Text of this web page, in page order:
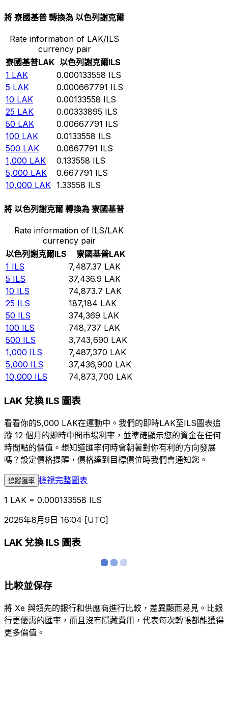
將 寮國基普 轉換為 以色列謝克爾
Rate information of LAK/ILS
currency pair
寮國基普LAK 以色列謝克爾ILS
1 LAK 0.000133558 ILS
5 LAK 0.000667791 ILS
10 LAK 0.00133558 ILS
25 LAK 0.00333895 ILS
50 LAK 0.00667791 ILS
100 LAK 0.0133558 ILS
500 LAK 0.0667791 ILS
1,000 LAK 0.133558 ILS
5,000 LAK 0.667791 ILS
10,000 LAK 1.33558 ILS
將 以色列謝克爾 轉換為 寮國基普
Rate information of ILS/LAK
currency pair
以色列謝克爾ILS 寮國基普LAK
1 ILS 7,487.37 LAK
5 ILS 37,436.9 LAK
10 ILS 74,873.7 LAK
25 ILS 187,184 LAK
50 ILS 374,369 LAK
100 ILS 748,737 LAK
500 ILS 3,743,690 LAK
1,000 ILS 7,487,370 LAK
5,000 ILS 37,436,900 LAK
10,000 ILS 74,873,700 LAK
LAK 兌換 ILS 圖表
看看你的5,000 LAK在運動中。我們的即時LAK至ILS圖表追
蹤 12 個月的即時中間市場利率，並準確顯示您的資金在任何
時間點的價值。想知道匯率何時會朝著對你有利的方向發展
嗎？設定價格提醒，價格達到目標價位時我們會通知您。
追蹤匯率 檢視完整圖表
1 LAK = 0.000133558 ILS
2026年8月9日 16:04 [UTC]
LAK 兌換 ILS 圖表
比較並保存
將 Xe 與領先的銀行和供應商進行比較，差異顯而易見。比銀
行更優惠的匯率，而且沒有隱藏費用，代表每次轉帳都能獲得
更多價值。